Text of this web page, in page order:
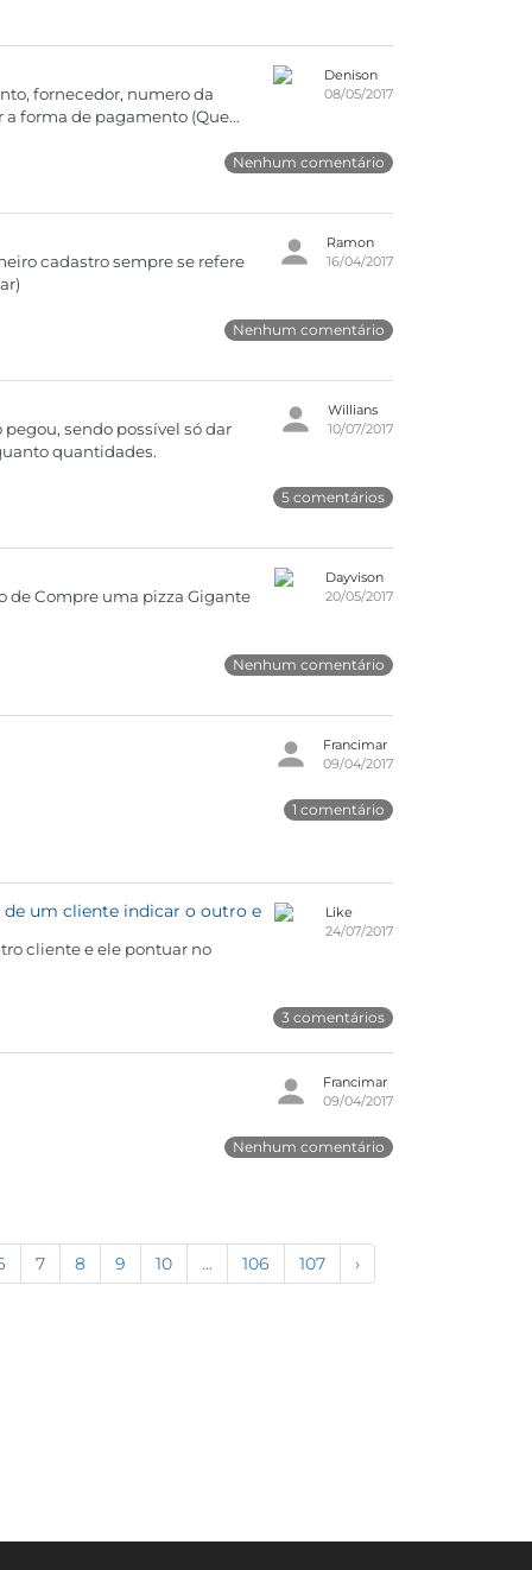
Denison
08/05/2017
fornecedor, numero da
Nenhum comentário
Ramon
16/04/2017
cadastro sempre se refere
Nenhum comentário
Willians
10/07/2017
sendo possível só dar
quantidades.
5 comentários
Dayvison
20/05/2017
de Compre uma pizza Gigante
Nenhum comentário
Francimar
09/04/2017
1 comentário
Like
24/07/2017
de um cliente indicar o outro e
cliente e ele pontuar no
3 comentários
Francimar
09/04/2017
Nenhum comentário
7 8 9 10 ... 106 107 ›